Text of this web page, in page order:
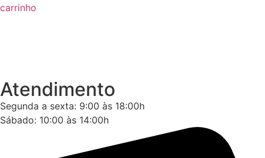
carrinho
Atendimento
Segunda a sexta: 9:00 às 18:00h
Sábado: 10:00 às 14:00h